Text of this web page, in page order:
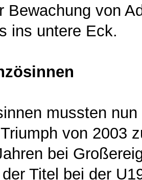
Bewachung von
ins untere Eck.
mussten
von 2003
bei
Titel bei der